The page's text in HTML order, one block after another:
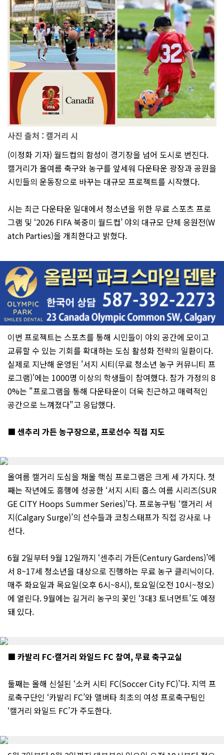
사진 출처 : 캘거리 시
(이정화 기자) 월드컵의 함성이 경기장을 넘어 도시로 번진다.
캘거리가 올여름 축구와 농구를 앞세워 다운타운 광장과 공원을
시민들의 운동장으로 바꾸는 대규모 프로젝트를 시작했다.
시는 최근 다운타운 일대에서 청소년을 위한 무료 스포츠 프로
그램 및 ‘2026 FIFA 북중미 월드컵’ 야외 대규모 단체 응원전(W
atch Parties)을 개최한다고 밝혔다.
이번 프로젝트는 스포츠를 통해 시민들이 야외 공간에 모이고
교류할 수 있는 기회를 확대하는 도심 활성화 전략의 일환이다.
실제로 지난해 운영된 '서지 시티(무료 청소년 농구 커뮤니티 프
로그램)'에는 1000명 이상의 학생들이 참여했다. 참가 가정의 8
0%는 "프로그램을 통해 다운타운이 더욱 친근하고 매력적인
공간으로 느껴졌다"고 응답했다.
■ 센추리 가든 농구장으로, 프로선수 직접 지도
올여름 캘거리 도심을 채울 핵심 프로그램은 크게 세 가지다. 첫
째는 작년에도 흥행에 성공한 ‘서지 시티 훕스 여름 시리즈(SUR
GE CITY Hoops Summer Series)’다. 프로농구팀 ‘캘거리 서
지(Calgary Surge)’의 선수들과 코칭스태프가 직접 강사로 나
선다.
6월 2일부터 9월 12일까지 ‘센추리 가든(Century Gardens)’에
서 8~17세 청소년을 대상으로 진행하는 무료 농구 클리닉이다.
매주 화요일과 목요일(오후 6시~8시), 토요일(오전 10시~정오)
에 열린다. 9월에는 길거리 농구의 꽃인 ‘3대3 토너먼트’도 예정
돼 있다.
■ 카발리 FC·캘거리 와일드 FC 참여, 무료 축구교실
둘째는 올해 신설된 ‘소커 시티 FC(Soccer City FC)’다. 지역 프
로축구단인 ‘카발리 FC’와 앨버타 최초의 여성 프로축구팀인
‘캘거리 와일드 FC’가 주도한다.